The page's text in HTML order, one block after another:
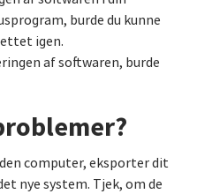
burde du kunne
igen.
af softwaren, burde
computer, eksporter dit
nye system. Tjek, om de